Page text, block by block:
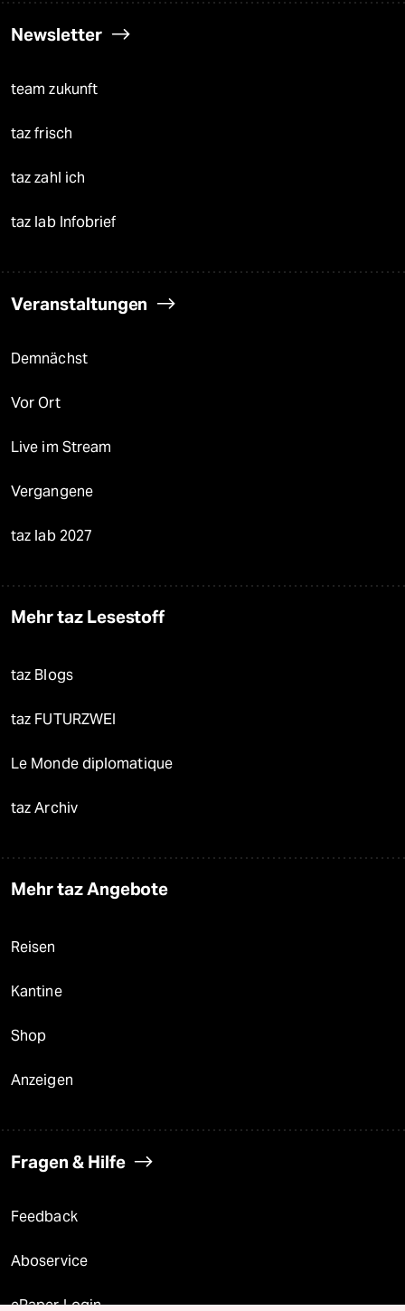
Newsletter
team zukunft
taz frisch
taz zahl ich
taz lab Infobrief
Veranstaltungen
Demnächst
Vor Ort
Live im Stream
Vergangene
taz lab 2027
Mehr taz Lesestoff
taz Blogs
taz FUTURZWEI
Le Monde diplomatique
taz Archiv
Mehr taz Angebote
Reisen
Kantine
Shop
Anzeigen
Fragen & Hilfe
Feedback
Aboservice
ePaper Login